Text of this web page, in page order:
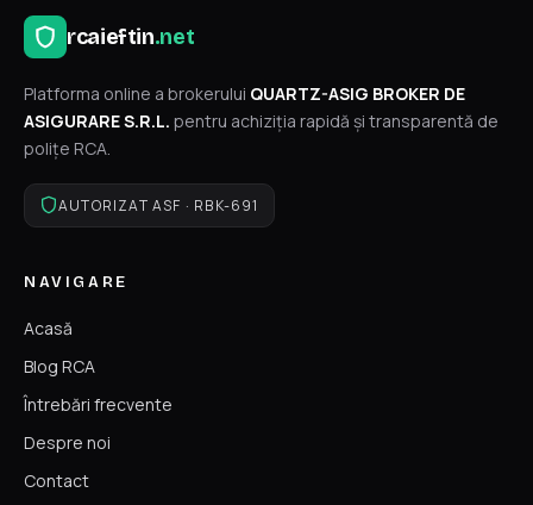
rcaieftin.net
Platforma online a brokerului QUARTZ-ASIG BROKER DE
ASIGURARE S.R.L. pentru achiziția rapidă și transparentă de
polițe RCA.
AUTORIZAT ASF · RBK-691
NAVIGARE
Acasă
Blog RCA
Întrebări frecvente
Despre noi
Contact